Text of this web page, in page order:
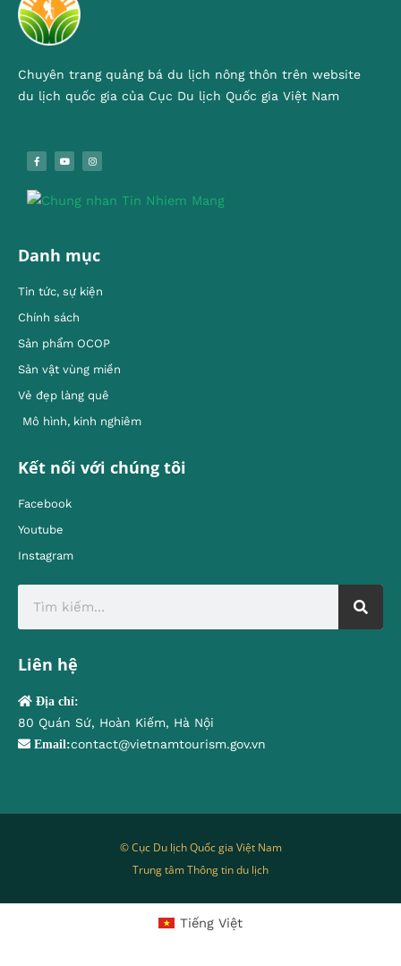
Chuyên trang quảng bá du lịch nông thôn trên website
du lịch quốc gia của Cục Du lịch Quốc gia Việt Nam
Danh mục
Tin tức, sự kiện
Chính sách
Sản phẩm OCOP
Sản vật vùng miền
Vẻ đẹp làng quê
Mô hình, kinh nghiêm
Kết nối với chúng tôi
Facebook
Youtube
Instagram
Liên hệ
Địa chỉ:
80 Quán Sứ, Hoàn Kiếm, Hà Nội
Email:contact@vietnamtourism.gov.vn
© Cục Du lịch Quốc gia Việt Nam
Trung tâm Thông tin du lịch
Tiếng Việt